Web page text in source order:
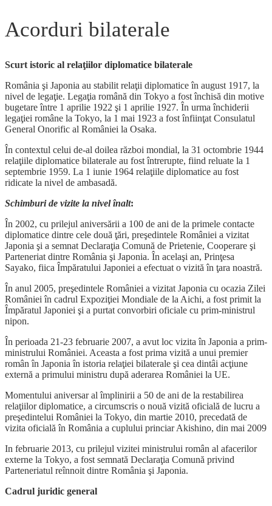
Acorduri bilaterale
Scurt istoric al relaţiilor diplomatice bilaterale
România şi Japonia au stabilit relaţii diplomatice în august 1917, la
nivel de legaţie. Legaţia română din Tokyo a fost închisă din motive
bugetare între 1 aprilie 1922 şi 1 aprilie 1927. În urma închiderii
legaţiei române la Tokyo, la 1 mai 1923 a fost înfiinţat Consulatul
General Onorific al României la Osaka.
În contextul celui de-al doilea război mondial, la 31 octombrie 1944
relaţiile diplomatice bilaterale au fost întrerupte, fiind reluate la 1
septembrie 1959. La 1 iunie 1964 relaţiile diplomatice au fost
ridicate la nivel de ambasadă.
Schimburi de vizite la nivel înalt:
În 2002, cu prilejul aniversării a 100 de ani de la primele contacte
diplomatice dintre cele două ţări, preşedintele României a vizitat
Japonia şi a semnat Declaraţia Comună de Prietenie, Cooperare şi
Parteneriat dintre România şi Japonia. În acelaşi an, Prinţesa
Sayako, fiica Împăratului Japoniei a efectuat o vizită în ţara noastră.
În anul 2005, preşedintele României a vizitat Japonia cu ocazia Zilei
României în cadrul Expoziţiei Mondiale de la Aichi, a fost primit la
Împăratul Japoniei şi a purtat convorbiri oficiale cu prim-ministrul
nipon.
În perioada 21-23 februarie 2007, a avut loc vizita în Japonia a prim-
ministrului României. Aceasta a fost prima vizită a unui premier
român în Japonia în istoria relaţiei bilaterale şi cea dintâi acţiune
externă a primului ministru după aderarea României la UE.
Momentului aniversar al împlinirii a 50 de ani de la restabilirea
relaţiilor diplomatice, a circumscris o nouă vizită oficială de lucru a
preşedintelui României la Tokyo, din martie 2010, precedată de
vizita oficială în România a cuplului princiar Akishino, din mai 2009
In februarie 2013, cu prilejul vizitei ministrului român al afacerilor
externe la Tokyo, a fost semnată Declaraţia Comună privind
Parteneriatul reînnoit dintre România şi Japonia.
Cadrul juridic general